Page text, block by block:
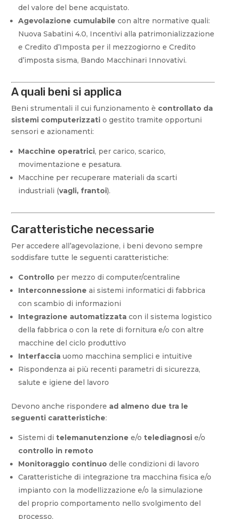
del valore del bene acquistato.
Agevolazione cumulabilecon altre normative quali:
Nuova Sabatini 4.0, Incentivi alla patrimonializzazione
e Credito d’Imposta per il mezzogiorno e Credito
d’imposta sisma, Bando Macchinari Innovativi.
A quali beni si applica
Beni strumentali il cui funzionamento è controllato da
sistemi computerizzati o gestito tramite opportuni
sensori e azionamenti:
Macchine operatrici, per carico, scarico,
movimentazione e pesatura.
Macchine per recuperare materiali da scarti
industriali (vagli, frantoi).
Caratteristiche necessarie
Per accedere all’agevolazione, i beni devono sempre
soddisfare tutte le seguenti caratteristiche:
Controllo per mezzo di computer/centraline
Interconnessioneai sistemi informatici di fabbrica
con scambio di informazioni
Integrazione automatizzata con il sistema logistico
della fabbrica o con la rete di fornitura e/o con altre
macchine del ciclo produttivo
Interfacciauomo macchina semplici e intuitive
Rispondenza ai più recenti parametri di sicurezza,
salute e igiene del lavoro
Devono anche rispondere ad almeno due tra le
seguenti caratteristiche:
Sistemi ditelemanutenzionee/otelediagnosie/o
controllo in remoto
Monitoraggio continuo delle condizioni di lavoro
Caratteristiche di integrazione tra macchina fisica e/o
impianto con la modellizzazione e/o la simulazione
del proprio comportamento nello svolgimento del
processo.